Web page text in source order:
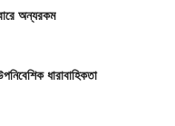
অন্যরকম
ধারাবাহিকতা